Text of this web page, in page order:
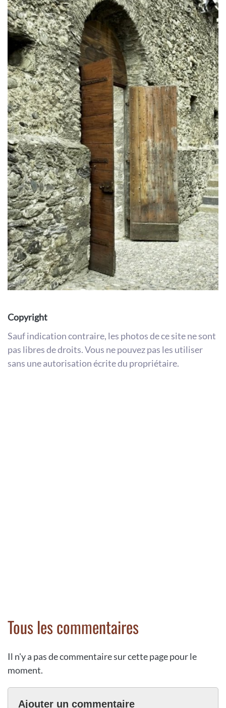
Copyright
Sauf indication contraire, les photos de ce site ne sont
pas libres de droits. Vous ne pouvez pas les utiliser
sans une autorisation écrite du propriétaire.
Tous les commentaires
Il n'y a pas de commentaire sur cette page pour le
moment.
Ajouter un commentaire